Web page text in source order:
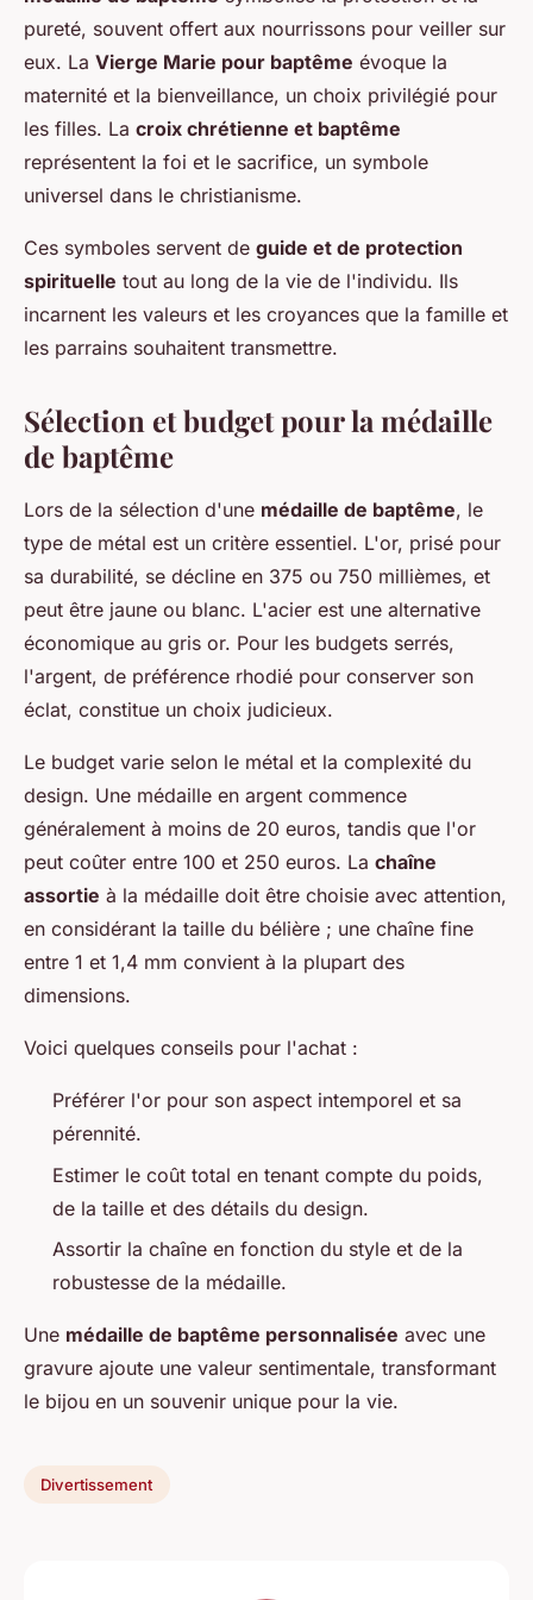
pureté, souvent offert aux nourrissons pour veiller sur
eux. La Vierge Marie pour baptême évoque la
maternité et la bienveillance, un choix privilégié pour
les filles. La croix chrétienne et baptême
représentent la foi et le sacrifice, un symbole
universel dans le christianisme.
Ces symboles servent de guide et de protection
spirituelle tout au long de la vie de l'individu. Ils
incarnent les valeurs et les croyances que la famille et
les parrains souhaitent transmettre.
Sélection et budget pour la médaille
de baptême
Lors de la sélection d'une médaille de baptême, le
type de métal est un critère essentiel. L'or, prisé pour
sa durabilité, se décline en 375 ou 750 millièmes, et
peut être jaune ou blanc. L'acier est une alternative
économique au gris or. Pour les budgets serrés,
l'argent, de préférence rhodié pour conserver son
éclat, constitue un choix judicieux.
Le budget varie selon le métal et la complexité du
design. Une médaille en argent commence
généralement à moins de 20 euros, tandis que l'or
peut coûter entre 100 et 250 euros. La chaîne
assortie à la médaille doit être choisie avec attention,
en considérant la taille du bélière ; une chaîne fine
entre 1 et 1,4 mm convient à la plupart des
dimensions.
Voici quelques conseils pour l'achat :
Préférer l'or pour son aspect intemporel et sa
pérennité.
Estimer le coût total en tenant compte du poids,
de la taille et des détails du design.
Assortir la chaîne en fonction du style et de la
robustesse de la médaille.
Une médaille de baptême personnalisée avec une
gravure ajoute une valeur sentimentale, transformant
le bijou en un souvenir unique pour la vie.
Divertissement